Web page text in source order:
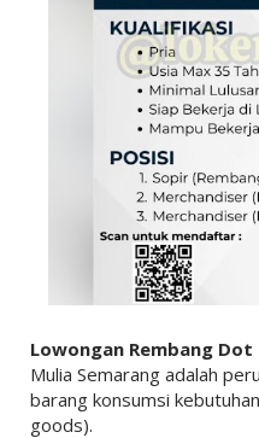
Lowongan Rembang Dot
Mulia Semarang adalah
barang konsumsi
goods).